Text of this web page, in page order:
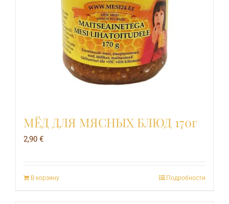
МЁД ДЛЯ МЯСНЫХ БЛЮД 170г
2,90 €
В корзину Подробности